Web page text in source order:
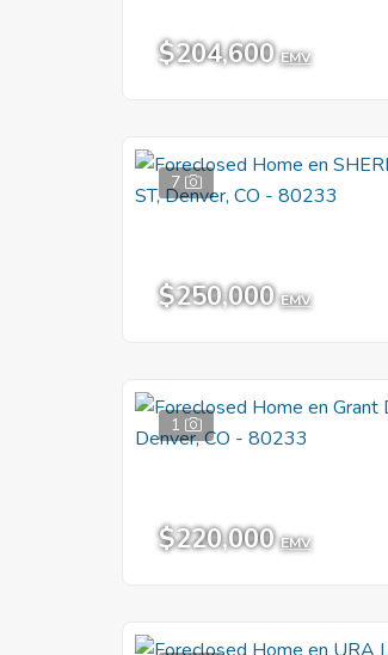
$204,600 EMV
7
$250,000 EMV
1
$220,000 EMV